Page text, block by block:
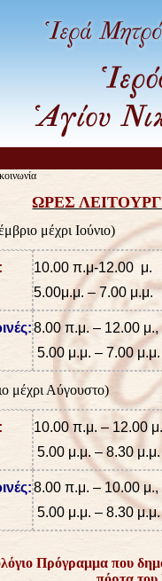
ΩΡΕΣ
μέχρι Ιούνιο)
10.00 π.μ-12.00 μ.
5.00μ.μ. – 7.00 μ.μ.
8.00 π.μ. – 12.00 μ.,
5.00 μ.μ. – 7.00 μ.μ.
μέχρι Αύγουστο)
10.00 π.μ. – 12.00
5.00 μ.μ. – 8.30 μ.μ.
8.00 π.μ. – 10.00 μ.,
5.00 μ.μ. – 8.30 μ.μ.
Πρόγραμμα που